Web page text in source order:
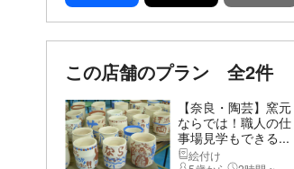
この店舗のプラン 全2件
【奈良・陶芸】窯元
ならでは！職人の仕
事場見学もできる...
絵付け